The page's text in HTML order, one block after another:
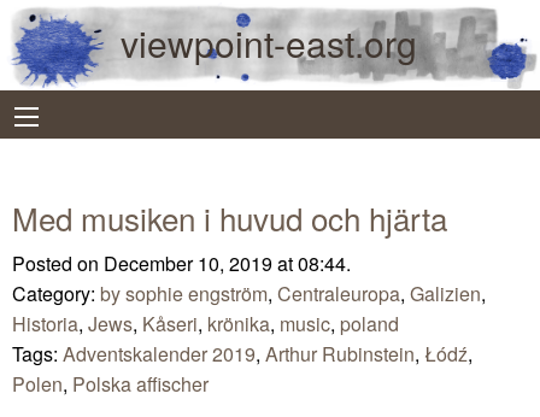
viewpoint-east.org
Med musiken i huvud och hjärta
Posted on December 10, 2019 at 08:44.
Category: by sophie engström, Centraleuropa, Galizien,
Historia, Jews, Kåseri, krönika, music, poland
Tags: Adventskalender 2019, Arthur Rubinstein, Łódź,
Polen, Polska affischer